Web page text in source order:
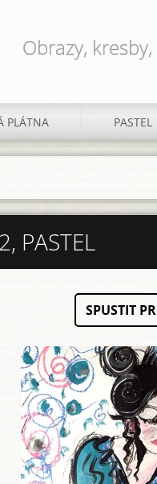
Obrazy,
PLÁTNA PASTEL
PASTEL
SPUSTIT